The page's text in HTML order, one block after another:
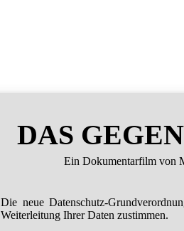
DAS
Ein Dokumentarfilm von
Die neue Datenschutz-
Weiterleitung Ihrer Daten zustimmen.